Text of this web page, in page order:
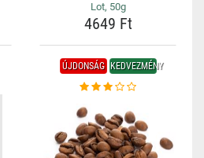
Lot, 50g
4649 Ft
ÚJDONSÁG KEDVEZMÉNY